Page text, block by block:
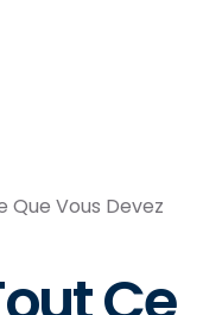
Que Vous Devez